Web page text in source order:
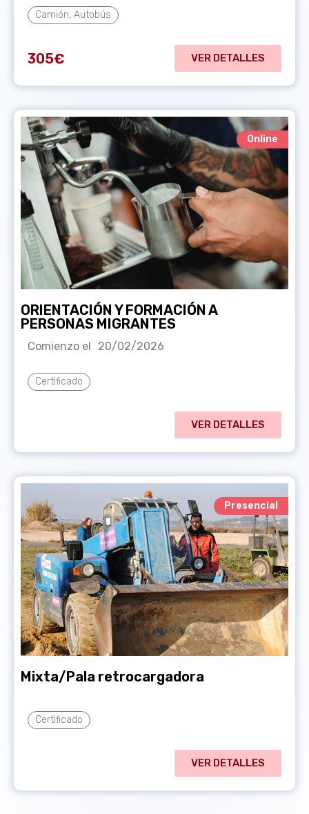
Camión, Autobús
305€ VER DETALLES
Online
ORIENTACIÓN Y FORMACIÓN A
PERSONAS MIGRANTES
Comienzo el 20/02/2026
Certificado
VER DETALLES
Presencial
Mixta/Pala retrocargadora
Certificado
VER DETALLES